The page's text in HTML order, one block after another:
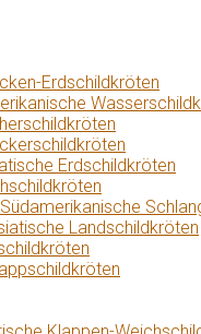
Erdschildkröten
Erdschildkröten
Landschildkröten